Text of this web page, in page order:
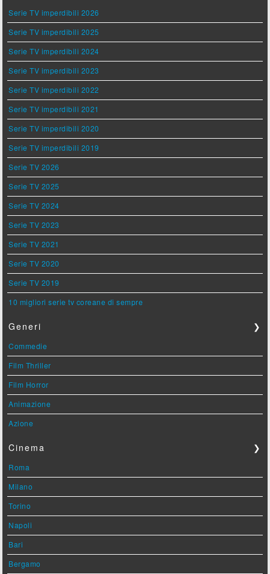
Serie TV imperdibili 2026
Serie TV imperdibili 2025
Serie TV imperdibili 2024
Serie TV imperdibili 2023
Serie TV imperdibili 2022
Serie TV imperdibili 2021
Serie TV imperdibili 2020
Serie TV imperdibili 2019
Serie TV 2026
Serie TV 2025
Serie TV 2024
Serie TV 2023
Serie TV 2021
Serie TV 2020
Serie TV 2019
10 migliori serie tv coreane di sempre
Generi ❯
Commedie
Film Thriller
Film Horror
Animazione
Azione
Cinema ❯
Roma
Milano
Torino
Napoli
Bari
Bergamo